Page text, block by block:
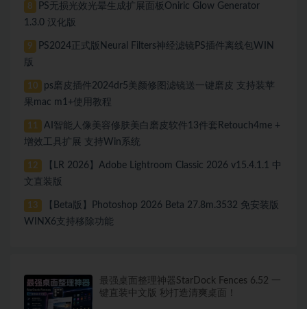
8
PS无损光效光晕生成扩展面板Oniric Glow Generator
1.3.0 汉化版
9
PS2024正式版Neural Filters神经滤镜PS插件离线包WIN
版
10
ps磨皮插件2024dr5美颜修图滤镜送一键磨皮 支持装苹
果mac m1+使用教程
11
AI智能人像美容修肤美白磨皮软件13件套Retouch4me +
增效工具扩展 支持Win系统
12
【LR 2026】Adobe Lightroom Classic 2026 v15.4.1.1 中
文直装版
13
【Beta版】Photoshop 2026 Beta 27.8m.3532 免安装版
WINX6支持移除功能
最强桌面整理神器StarDock Fences 6.52 一
键直装中文版 秒打造清爽桌面！